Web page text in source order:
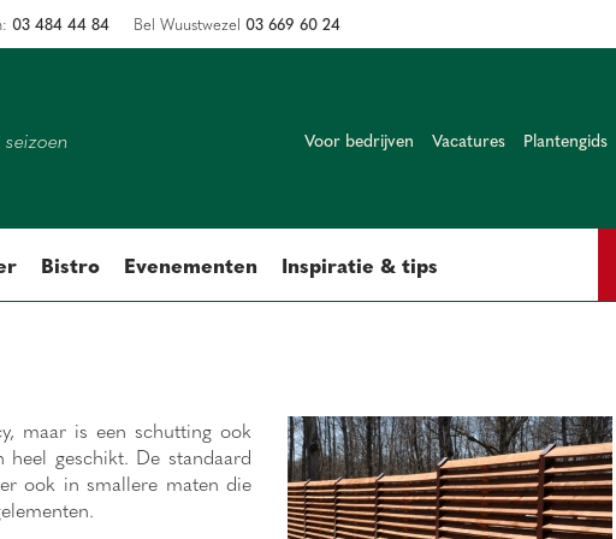
Voor bedrijven Vacatures Plantengids
Bistro Evenementen Inspiratie & tips
03 484 44 84 Bel Wuustwezel 03 669 60 24
maar is een schutting ook
geschikt. De standaard
ook in smallere maten die